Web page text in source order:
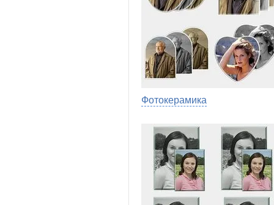
Фотокерамика